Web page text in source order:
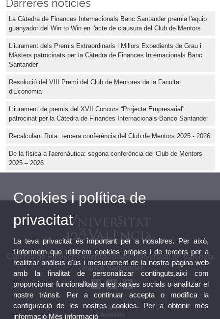
Darreres notícies
La Càtedra de Finances Internacionals Banc Santander premia l'equip
guanyador del Win to Win en l'acte de clausura del Club de Mentors
Lliurament dels Premis Extraordinaris i Millors Expedients de Grau i
Màsters patrocinats per la Càtedra de Finances Internacionals Banc
Santander
Resolució del VIII Premi del Club de Mentores de la Facultat
d'Economia
Lliurament de premis del XVII Concurs “Projecte Empresarial”
patrocinat per la Càtedra de Finances Internacionals-Banco Santander
Recalculant Ruta: tercera conferència del Club de Mentors 2025 - 2026
De la física a l'aeronàutica: segona conferència del Club de Mentors
2025 – 2026
Càtedra de Finances internacionals Universitat de València
- Banco Santander
La Càtedra
Activitats
Cookies i política de
privacitat
La teva privacitat és important per a nosaltres. Per això,
t'informem que utilitzem cookies pròpies i de tercers per a
realitzar anàlisis d'ús i mesurament de la nostra pàgina web
amb la finalitat de personalitzar continguts,així com
proporcionar funcionalitats a les xarxes socials o analitzar el
nostre trànsit. Per a continuar accepta o modifica la
configuració de les nostres cookies. Per a obtenir més
informació Més informació